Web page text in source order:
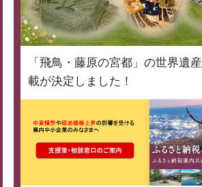
「飛鳥・藤原の宮都」の世界遺
載が決定しました！